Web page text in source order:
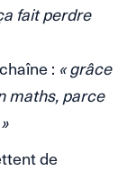
fait perdre
: « grâce
maths, parce
de